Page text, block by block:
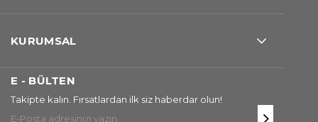
KURUMSAL
E - BÜLTEN
Takipte kalın. Fırsatlardan ilk siz haberdar olun!